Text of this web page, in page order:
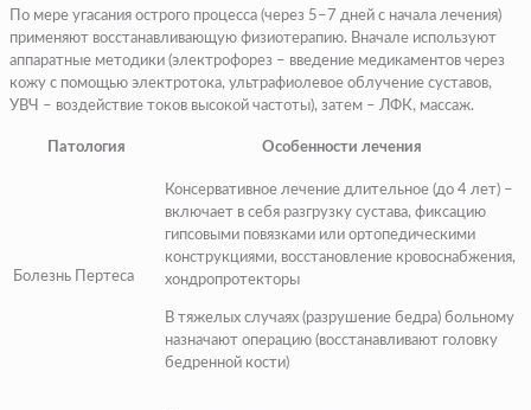
По мере угасания острого процесса (через 5–7 дней с начала лечения)
применяют восстанавливающую физиотерапию. Вначале используют
аппаратные методики (электрофорез – введение медикаментов через
кожу с помощью электротока, ультрафиолевое облучение суставов,
УВЧ – воздействие токов высокой частоты), затем – ЛФК, массаж.
Патология Особенности лечения
Болезнь Пертеса
Консервативное лечение длительное (до 4 лет) –
включает в себя разгрузку сустава, фиксацию
гипсовыми повязками или ортопедическими
конструкциями, восстановление кровоснабжения,
хондропротекторы
В тяжелых случаях (разрушение бедра) больному
назначают операцию (восстанавливают головку
бедренной кости)